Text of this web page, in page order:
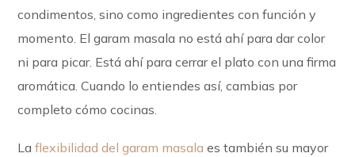
condimentos, sino como ingredientes con función y
momento. El garam masala no está ahí para dar color
ni para picar. Está ahí para cerrar el plato con una firma
aromática. Cuando lo entiendes así, cambias por
completo cómo cocinas.
Laflexibilidad del garam masala es también su mayor